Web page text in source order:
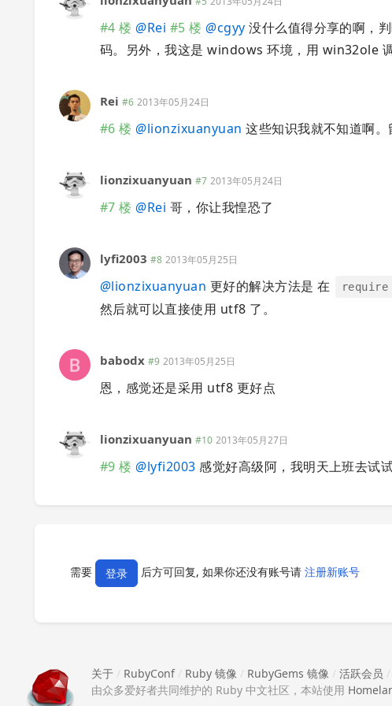
#4 楼 @Rei #5 楼 @cgyy 没什么值得分享的啊，
码。另外，我这是 windows 环境，用 win32ole
Rei #6 2013年05月24日
#6 楼 @lionzixuanyuan 这些知识我就不知道啊。
lionzixuanyuan #7 2013年05月24日
#7 楼 @Rei 哥，你让我惶恐了
lyfi2003 #8 2013年05月25日
@lionzixuanyuan 更好的解决方法是 在 require
然后就可以直接使用 utf8 了。
babodx #9 2013年05月25日
恩，感觉还是采用 utf8 更好点
lionzixuanyuan #10 2013年05月27日
#9 楼 @lyfi2003 感觉好高级阿，我明天上班去试
需要 登录 后方可回复, 如果你还没有账号请 注册新账号
关于 / RubyConf/ Ruby 镜像 / RubyGems 镜像 / 活跃会员 /
由众多爱好者共同维护的 Ruby 中文社区，本站使用